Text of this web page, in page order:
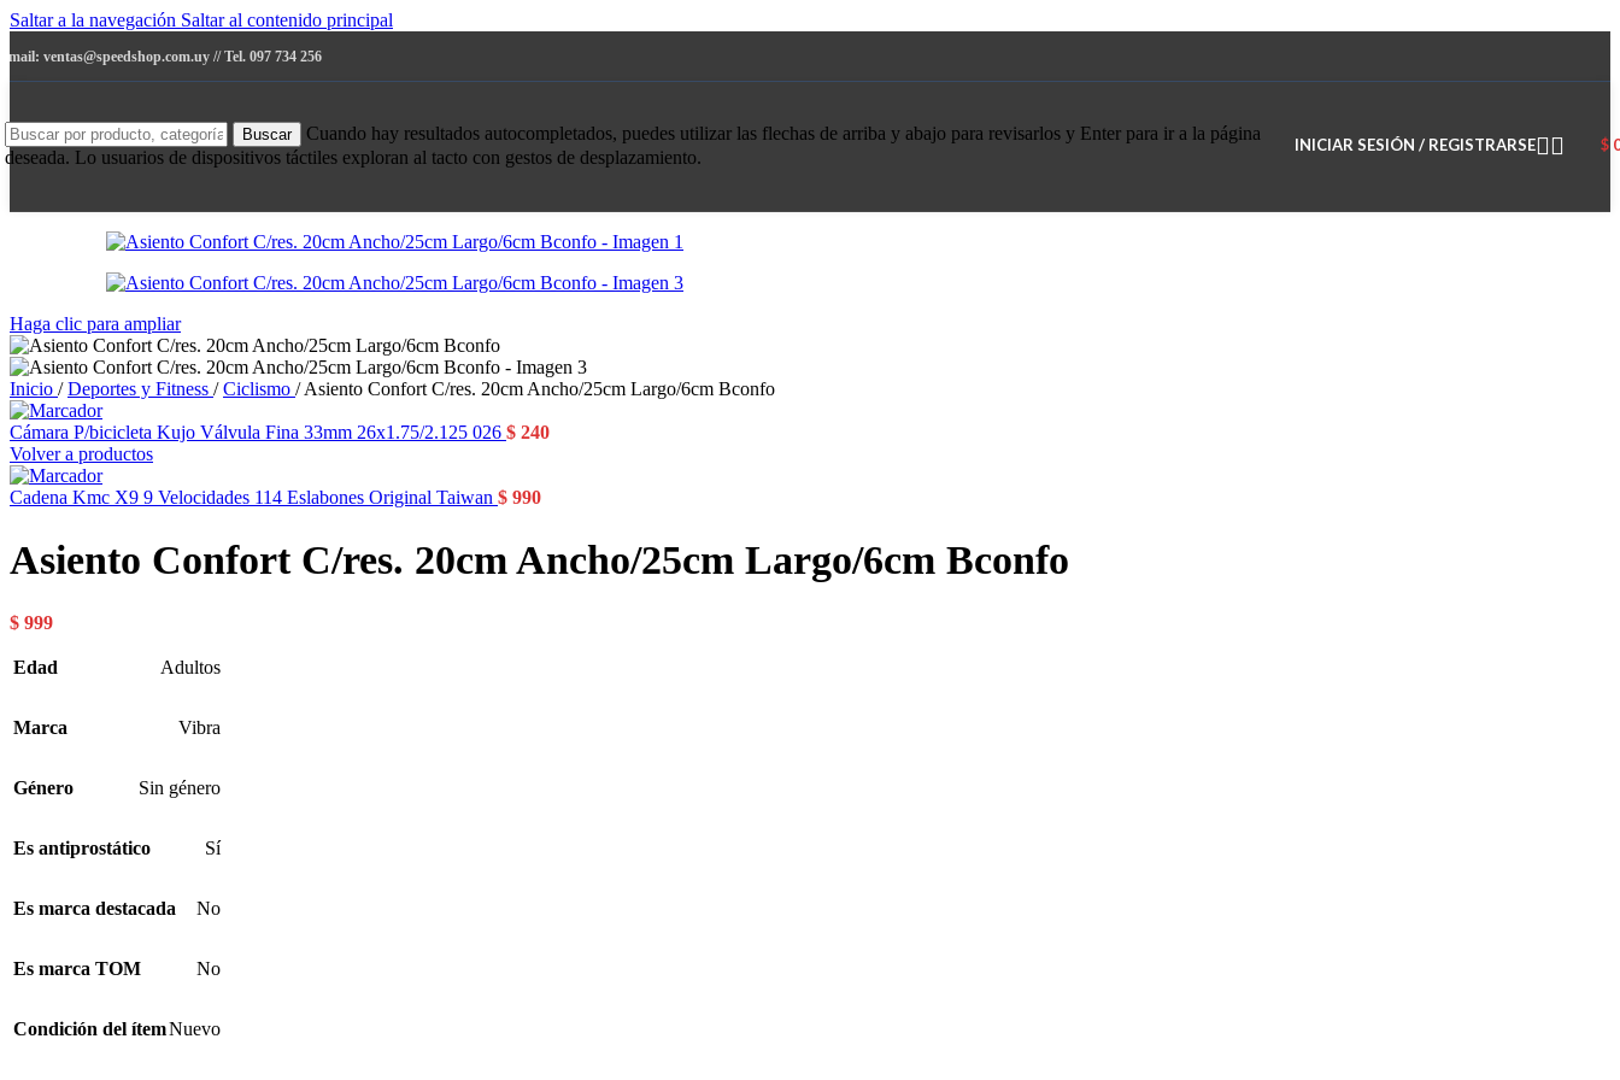
Saltar a la navegación Saltar al contenido principal
mail: ventas@speedshop.com.uy // Tel. 097 734 256
Buscar
Cuando hay resultados autocompletados, puedes utilizar las flechas de arriba y abajo para revisarlos y Enter para ir a la página
deseada. Lo usuarios de dispositivos táctiles exploran al tacto con gestos de desplazamiento.
INICIAR SESIÓN / REGISTRARSE $
Haga clic para ampliar
Inicio / Deportes y Fitness / Ciclismo / Asiento Confort C/res. 20cm Ancho/25cm Largo/6cm Bconfo
Cámara P/bicicleta Kujo Válvula Fina 33mm 26x1.75/2.125 026 $ 240
Volver a productos
Cadena Kmc X9 9 Velocidades 114 Eslabones Original Taiwan $ 990
Asiento Confort C/res. 20cm Ancho/25cm Largo/6cm Bconfo
$ 999
Edad Adultos
Marca Vibra
Género Sin género
Es antiprostático Sí
Es marca destacada No
Es marca TOM No
Condición del ítemNuevo